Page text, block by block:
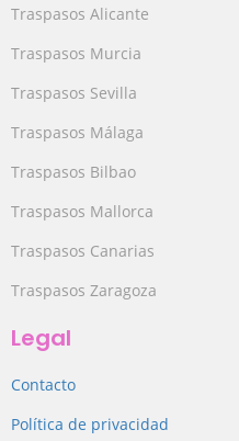
Traspasos Alicante
Traspasos Murcia
Traspasos Sevilla
Traspasos Málaga
Traspasos Bilbao
Traspasos Mallorca
Traspasos Canarias
Traspasos Zaragoza
Legal
Contacto
Política de privacidad